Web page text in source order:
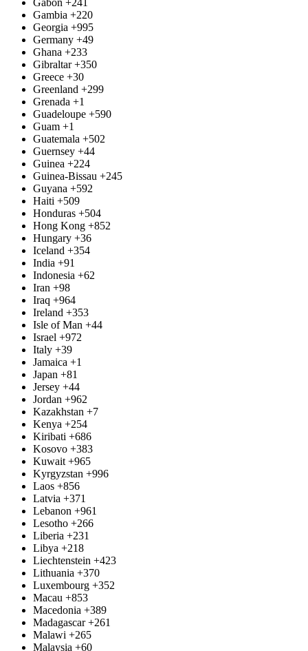
Gabon +241
Gambia +220
Georgia +995
Germany +49
Ghana +233
Gibraltar +350
Greece +30
Greenland +299
Grenada +1
Guadeloupe +590
Guam +1
Guatemala +502
Guernsey +44
Guinea +224
Guinea-Bissau +245
Guyana +592
Haiti +509
Honduras +504
Hong Kong +852
Hungary +36
Iceland +354
India +91
Indonesia +62
Iran +98
Iraq +964
Ireland +353
Isle of Man +44
Israel +972
Italy +39
Jamaica +1
Japan +81
Jersey +44
Jordan +962
Kazakhstan +7
Kenya +254
Kiribati +686
Kosovo +383
Kuwait +965
Kyrgyzstan +996
Laos +856
Latvia +371
Lebanon +961
Lesotho +266
Liberia +231
Libya +218
Liechtenstein +423
Lithuania +370
Luxembourg +352
Macau +853
Macedonia +389
Madagascar +261
Malawi +265
Malaysia +60